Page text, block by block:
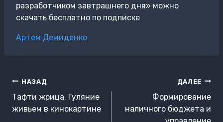
разработчиком завтрашнего дня» можно
скачать бесплатно по подписке
Метки
Артем Демиденко
Навигация
по
записям
НАЗАД
Тафти жрица. Гуляние
живьем в кинокартине
ДАЛЕЕ
Формирование
наличного бюджета и